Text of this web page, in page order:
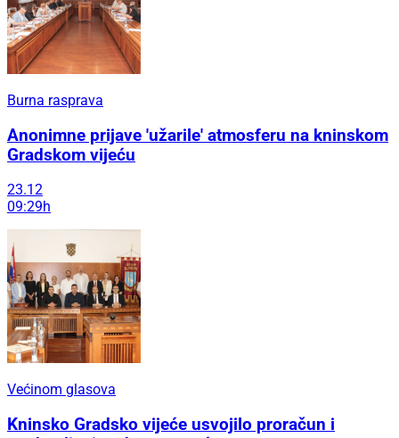
Burna rasprava
Anonimne prijave 'užarile' atmosferu na kninskom
Gradskom vijeću
23.12
09:29h
Većinom glasova
Kninsko Gradsko vijeće usvojilo proračun i